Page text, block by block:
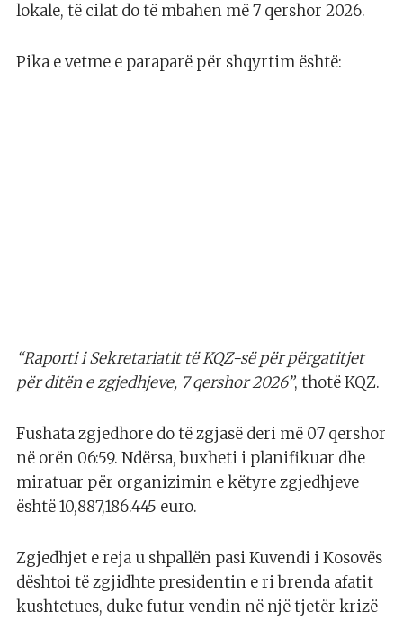
lokale, të cilat do të mbahen më 7 qershor 2026.
Pika e vetme e paraparë për shqyrtim është:
“Raporti i Sekretariatit të KQZ-së për përgatitjet
për ditën e zgjedhjeve, 7 qershor 2026”, thotë KQZ.
Fushata zgjedhore do të zgjasë deri më 07 qershor
në orën 06:59. Ndërsa, buxheti i planifikuar dhe
miratuar për organizimin e këtyre zgjedhjeve
është 10,887,186.445 euro.
Zgjedhjet e reja u shpallën pasi Kuvendi i Kosovës
dështoi të zgjidhte presidentin e ri brenda afatit
kushtetues, duke futur vendin në një tjetër krizë